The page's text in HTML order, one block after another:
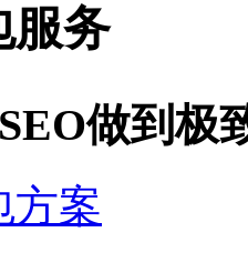
服务
做到极
方案